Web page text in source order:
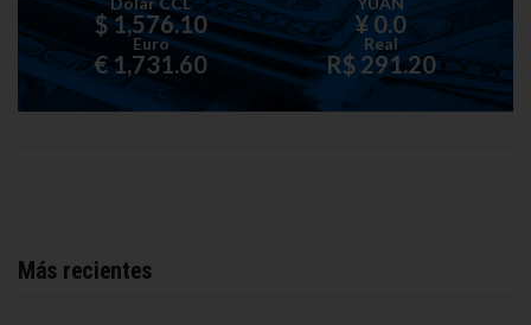
$ 1,576.10 ¥ 0.0
Euro
€ 1,731.60
Real
R$ 291.20
Más recientes